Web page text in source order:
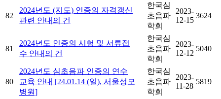
82
2024년도 (지도) 인증의 자격갱신
관련 안내의 건
한국심
초음파
학회
2023-
12-15
3624
81
2024년도 인증의 시험 및 서류접
수 안내의 건
한국심
초음파
학회
2023-
12-12
5040
80
2024년도 심초음파 인증의 연수
교육 안내 [24.01.14 (일), 서울성모
병원]
한국심
초음파
학회
2023-
11-28
5819